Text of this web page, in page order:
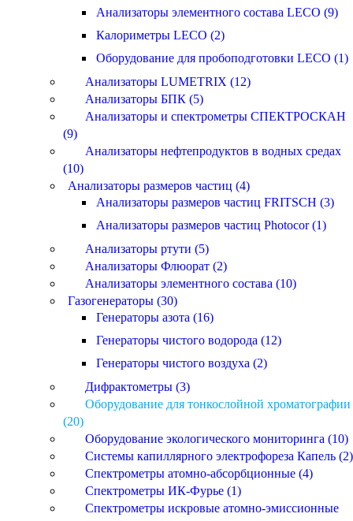
Анализаторы элементного состава LECO (9)
Калориметры LECO (2)
Оборудование для пробоподготовки LECO (1)
Анализаторы LUMETRIX (12)
Анализаторы БПК (5)
Анализаторы и спектрометры СПЕКТРОСКАН
(9)
Анализаторы нефтепродуктов в водных средах
(10)
Анализаторы размеров частиц (4)
Анализаторы размеров частиц FRITSCH (3)
Анализаторы размеров частиц Photocor (1)
Анализаторы ртути (5)
Анализаторы Флюорат (2)
Анализаторы элементного состава (10)
Газогенераторы (30)
Генераторы азота (16)
Генераторы чистого водорода (12)
Генераторы чистого воздуха (2)
Дифрактометры (3)
Оборудование для тонкослойной хроматографии
(20)
Оборудование экологического мониторинга (10)
Системы капиллярного электрофореза Капель (2)
Спектрометры атомно-абсорбционные (4)
Спектрометры ИК-Фурье (1)
Спектрометры искровые атомно-эмиссионные